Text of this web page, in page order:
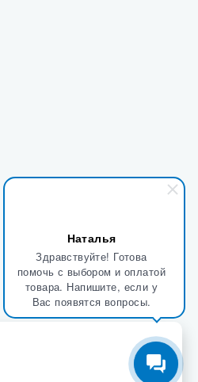
Наталья
Здравствуйте! Готова
помочь с выбором и оплатой
товара. Напишите, если у
Вас появятся вопросы.